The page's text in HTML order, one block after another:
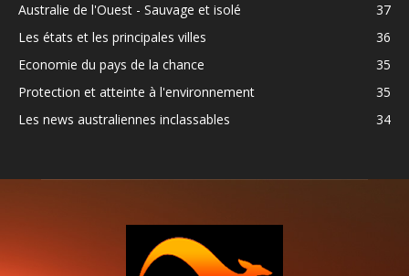
Australie de l'Ouest - Sauvage et isolé
37
Les états et les principales villes
36
Economie du pays de la chance
35
Protection et atteinte à l'environnement
35
Les news australiennes inclassables
34